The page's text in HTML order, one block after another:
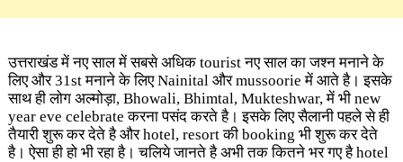
उत्तराखंड में नए साल में सबसे अधिक tourist नए साल का जश्न मनाने के
लिए और 31st मनाने के लिए Nainital और mussoorie में आते है। इसके
साथ ही लोग अल्मोड़ा, Bhowali, Bhimtal, Mukteshwar, में भी new
year eve celebrate करना पसंद करते है। इसके लिए सैलानी पहले से ही
तैयारी शुरू कर देते है और hotel, resort की booking भी शुरू कर देते
है। ऐसा ही हो भी रहा है। चलिये जानते है अभी तक कितने भर गए है hotel